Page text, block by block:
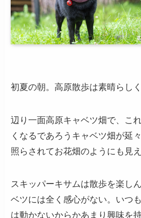
初夏の朝。高原散歩は素晴らし
辺り一面高原キャベツ畑で、こ
くなるであろうキャベツ畑が延
照らされてお花畑のようにも見え
スキッパーキサムは散歩を楽し
ベツには全く感心がない。いつ
は動かないからかあまり興味を持